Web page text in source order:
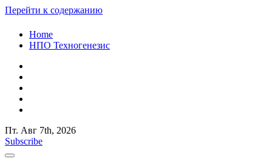
Перейти к содержанию
Home
НПО Техногенезис
КВАНТОВАЯ СЛУЧАЙНОСТЬ
Российский ученый и исследователь Старостенко Евгений
Пт. Авг 7th, 2026
Subscribe